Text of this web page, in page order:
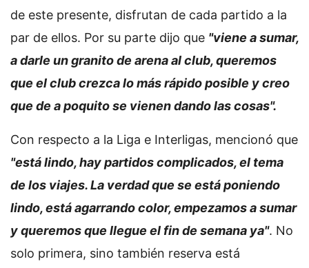
de este presente, disfrutan de cada partido a la
par de ellos. Por su parte dijo que "viene a sumar,
a darle un granito de arena al club, queremos
que el club crezca lo más rápido posible y creo
que de a poquito se vienen dando las cosas".
Con respecto a la Liga e Interligas, mencionó que
"está lindo, hay partidos complicados, el tema
de los viajes. La verdad que se está poniendo
lindo, está agarrando color, empezamos a sumar
y queremos que llegue el fin de semana ya". No
solo primera, sino también reserva está